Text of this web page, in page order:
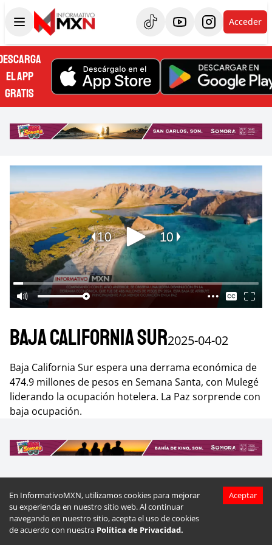
En InformativoMXN, utilizamos cookies para mejorar
su experiencia en nuestro sitio web. Al continuar
navegando en nuestro sitio, acepta el uso de cookies
de acuerdo con nuestra Política de Privacidad.
Aceptar
Acceder
EL APP
GRATIS
Baja California Sur2025-04-02
Baja California Sur espera una derrama económica de
474.9 millones de pesos en Semana Santa, con Mulegé
liderando la ocupación hotelera. La Paz sorprende con
baja ocupación.
Más videos deBaja California Sur